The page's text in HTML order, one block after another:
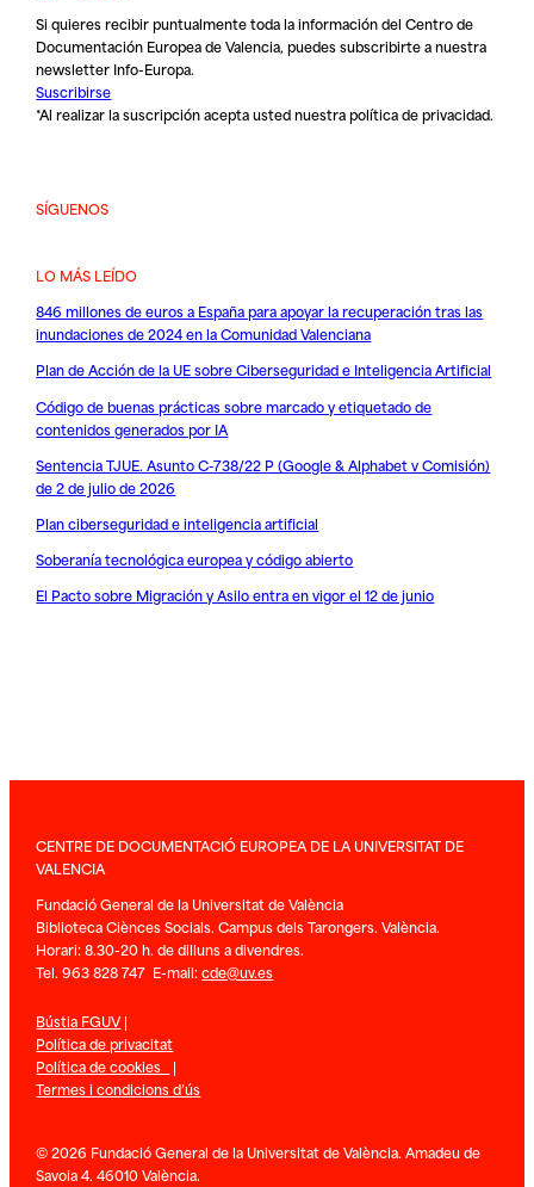
Si quieres recibir puntualmente toda la información del Centro de
Documentación Europea de Valencia, puedes subscribirte a nuestra
newsletter Info-Europa.
Suscribirse
*Al realizar la suscripción acepta usted nuestrapolítica de privacidad.
SÍGUENOS
LO MÁS LEÍDO
846 millones de euros a España para apoyar la recuperación tras las
inundaciones de 2024 en la Comunidad Valenciana
Plan de Acción de la UE sobre Ciberseguridad e Inteligencia Artificial
Código de buenas prácticas sobre marcado y etiquetado de
contenidos generados por IA
Sentencia TJUE. Asunto C-738/22 P (Google & Alphabet v Comisión)
de 2 de julio de 2026
Plan ciberseguridad e inteligencia artificial
Soberanía tecnológica europea y código abierto
El Pacto sobre Migración y Asilo entra en vigor el 12 de junio
CENTRE DE DOCUMENTACIÓ EUROPEA DE LA UNIVERSITAT DE
VALENCIA
Fundació General de la Universitat de València
Biblioteca Ciènces Socials. Campus dels Tarongers. València.
Horari: 8.30-20 h. de dilluns a divendres.
Tel. 963 828 747 E-mail:cde@uv.es
Bústia FGUV|
Política de privacitat
Política de cookies |
Termes i condicions d’ús
© 2026 Fundació General de la Universitat de València. Amadeu de
Savoia 4. 46010 València.